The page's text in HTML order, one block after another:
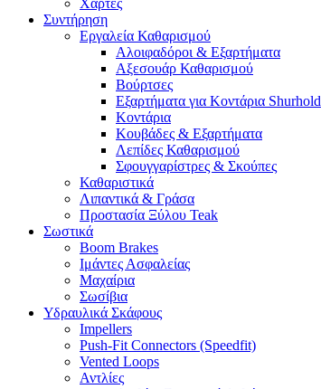
Χάρτες
Συντήρηση
Εργαλεία Καθαρισμού
Αλοιφαδόροι & Εξαρτήματα
Αξεσουάρ Καθαρισμού
Βούρτσες
Εξαρτήματα για Κοντάρια Shurhold
Κοντάρια
Κουβάδες & Εξαρτήματα
Λεπίδες Καθαρισμού
Σφουγγαρίστρες & Σκούπες
Καθαριστικά
Λιπαντικά & Γράσα
Προστασία Ξύλου Teak
Σωστικά
Boom Brakes
Ιμάντες Ασφαλείας
Μαχαίρια
Σωσίβια
Υδραυλικά Σκάφους
Impellers
Push-Fit Connectors (Speedfit)
Vented Loops
Αντλίες